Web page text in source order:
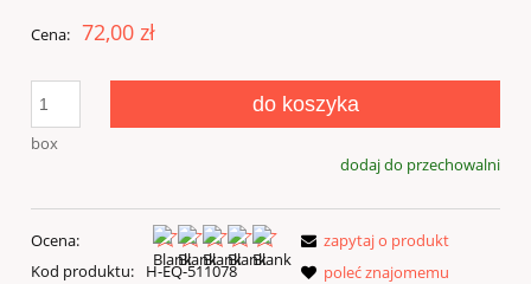
Cena: 72,00 zł
box
do koszyka
dodaj do przechowalni
Ocena:
Kod produktu:
H-EQ-511078
zapytaj o produkt
poleć znajomemu